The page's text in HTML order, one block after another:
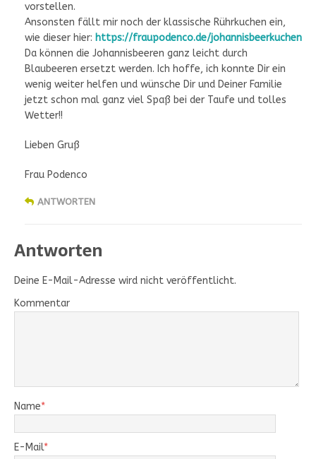
vorstellen.
Ansonsten fällt mir noch der klassische Rührkuchen ein,
wie dieser hier: https://fraupodenco.de/johannisbeerkuchen
Da können die Johannisbeeren ganz leicht durch
Blaubeeren ersetzt werden. Ich hoffe, ich konnte Dir ein
wenig weiter helfen und wünsche Dir und Deiner Familie
jetzt schon mal ganz viel Spaß bei der Taufe und tolles
Wetter!!
Lieben Gruß
Frau Podenco
ANTWORTEN
Antworten
Deine E-Mail-Adresse wird nicht veröffentlicht.
Kommentar
Name*
E-Mail*